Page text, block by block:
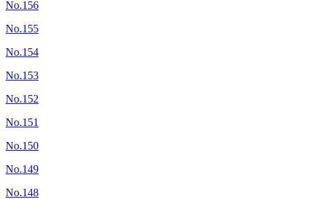
No.156
No.155
No.154
No.153
No.152
No.151
No.150
No.149
No.148